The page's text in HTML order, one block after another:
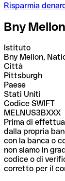
Risparmia
Bny
Istituto
Bny Mellon,
Città
Pittsburgh
Paese
Stati Uniti
Codice SWIFT
MELNUS3BXXX
Prima di
dalla propria
con la banca o
non siamo in
codice o di
corretto per il